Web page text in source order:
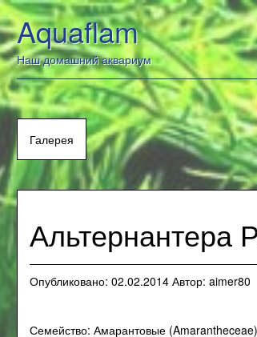
Перейти
к
содержанию
Aquaflam
Наш домашний аквариум
Галерея
Альтернантера
Опубликовано: 02.02.2014 Автор: aimer80
Семейство: Амарантовые